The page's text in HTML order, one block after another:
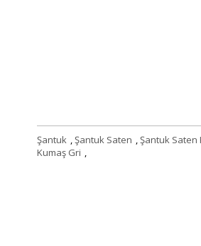
Şantuk ,Şantuk Saten ,Şantuk Saten
Kumaş Gri ,